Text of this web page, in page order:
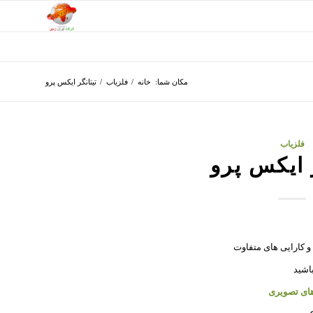
مکان شما: خانه / فلزیاب / تیتانگر ایکس پرو
فلزیاب
ایکس پرو
کارایی های متفاوت
تصویری